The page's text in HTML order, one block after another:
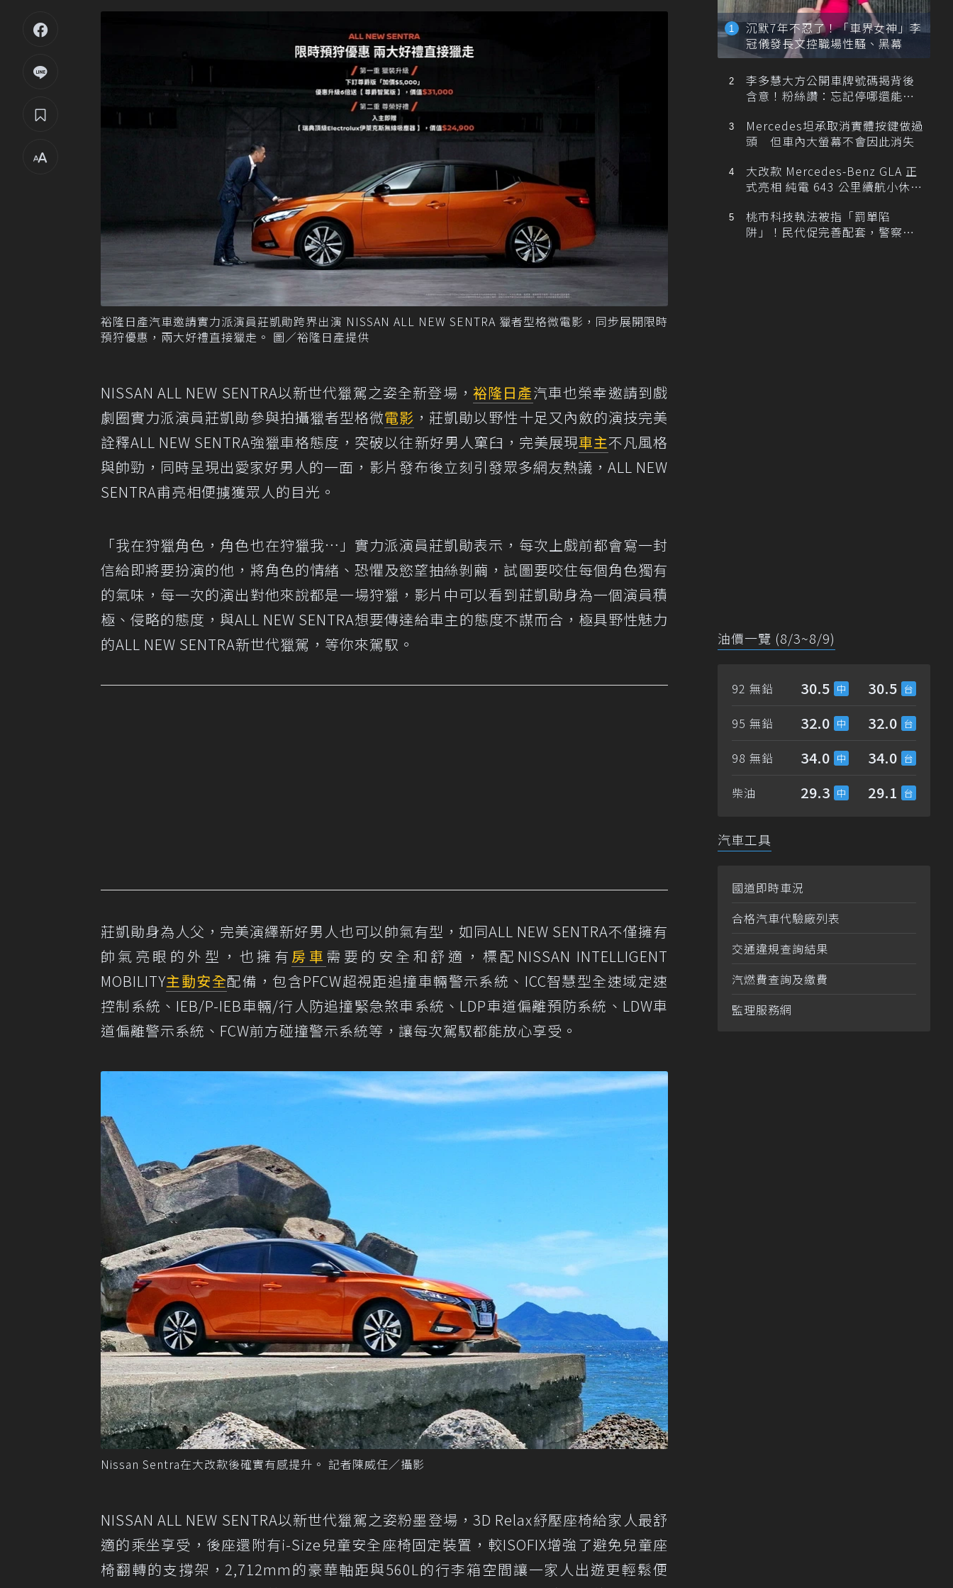
裕隆日產汽車邀請實力派演員莊凱勛跨界出演 NISSAN ALL NEW SENTRA 獵者型格微電影，同步展開限時
預狩優惠，兩大好禮直接獵走。 圖／裕隆日產提供
NISSAN ALL NEW SENTRA以新世代獵駕之姿全新登場， 裕隆日產汽車也榮幸邀請到戲
劇圈實力派演員莊凱勛參與拍攝獵者型格微電影 ，莊凱勛以野性十足又內斂的演技完美
詮釋ALL NEW SENTRA強獵車格態度，突破以往新好男人窠臼，完美展現車主不凡風格
與帥勁，同時呈現出愛家好男人的一面，影片發布後立刻引發眾多網友熱議，ALL NEW
SENTRA甫亮相便擄獲眾人的目光。
「我在狩獵角色，角色也在狩獵我…」實力派演員莊凱勛表示，每次上戲前都會寫一封
信給即將要扮演的他，將角色的情緒、恐懼及慾望抽絲剝繭，試圖要咬住每個角色獨有
的氣味，每一次的演出對他來說都是一場狩獵，影片中可以看到莊凱勛身為一個演員積
極、侵略的態度，與ALL NEW SENTRA想要傳達給車主的態度不謀而合，極具野性魅力
的ALL NEW SENTRA新世代獵駕，等你來駕馭。
莊凱勛身為人父，完美演繹新好男人也可以帥氣有型，如同ALL NEW SENTRA不僅擁有
帥氣亮眼的外型，也擁有 房車 需要的安全和舒適，標配NISSAN INTELLIGENT
MOBILITY主動安全配備，包含PFCW超視距追撞車輛警示系統、ICC智慧型全速域定速
控制系統、IEB/P-IEB車輛/行人防追撞緊急煞車系統、LDP車道偏離預防系統、LDW車
道偏離警示系統、FCW前方碰撞警示系統等，讓每次駕馭都能放心享受。
Nissan Sentra在大改款後確實有感提升。 記者陳威任／攝影
NISSAN ALL NEW SENTRA以新世代獵駕之姿粉墨登場，3D Relax紓壓座椅給家人最舒
適的乘坐享受，後座還附有i-Size兒童安全座椅固定裝置，較ISOFIX增強了避免兒童座
椅翻轉的支撐架，2,712mm的豪華軸距與560L的行李箱空間讓一家人出遊更輕鬆便
沉默7年不忍了！「車界女神」李
冠儀發長文控職場性騷、黑幕
李多慧大方公開車牌號碼揭背後
含意！粉絲讚：忘記停哪還能幫
Mercedes坦承取消實體按鍵做過
頭 但車內大螢幕不會因此消失
大改款 Mercedes-Benz GLA 正
式亮相 純電 643 公里續航小休
桃市科技執法被指「罰單陷
阱」！民代促完善配套，警察局
油價一覽 (8/3~8/9)
92 無鉛 30.5 30.5
95 無鉛 32.0 32.0
98 無鉛 34.0 34.0
柴油 29.3 29.1
汽車工具
國道即時車況
合格汽車代驗廠列表
交通違規查詢結果
汽燃費查詢及繳費
監理服務網